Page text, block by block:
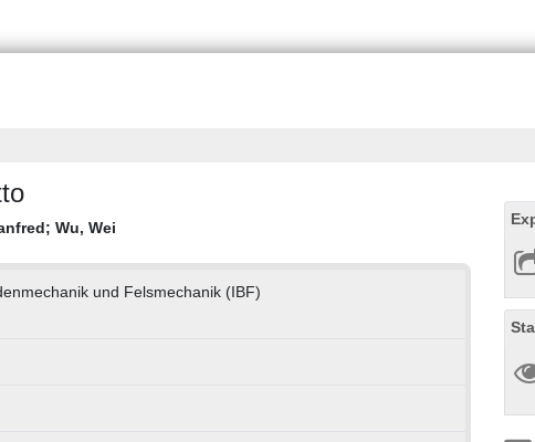
; Wu, Wei
und Felsmechanik (IBF)